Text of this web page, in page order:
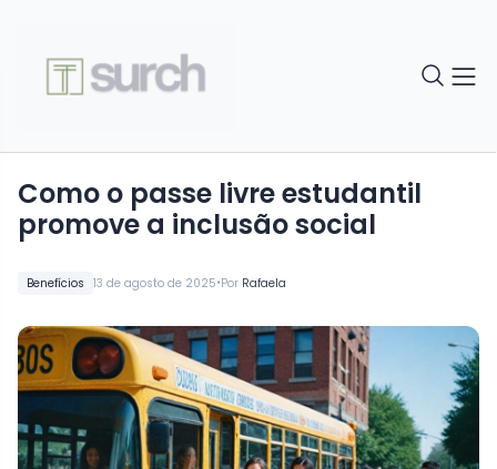
Benefícios 13 de agosto de 2025•Por Rafaela
Como o passe livre estudantil
promove a inclusão social